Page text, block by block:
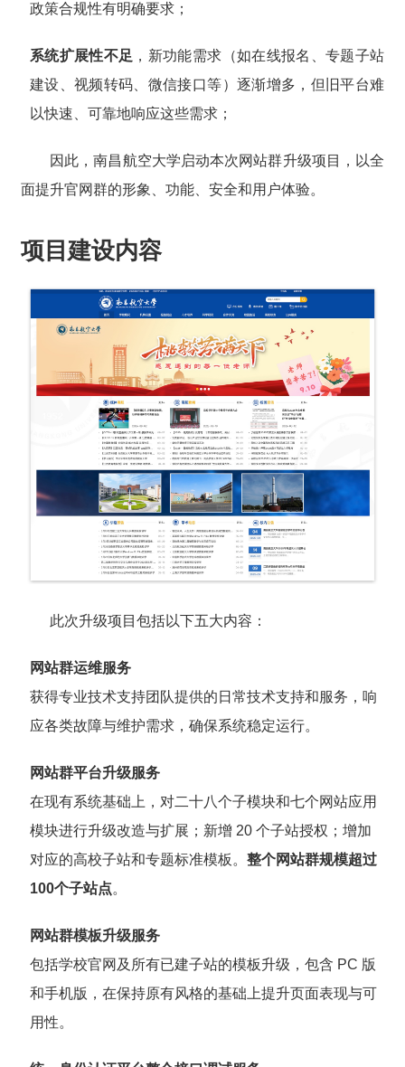
政策合规性有明确要求；
系统扩展性不足 ，新功能需求（如在线报名、专题子站
建设、视频转码、微信接口等）逐渐增多，但旧平台难
以快速、可靠地响应这些需求；
因此，南昌航空大学启动本次网站群升级项目，以全
面提升官网群的形象、功能、安全和用户体验。
项目建设内容
此次升级项目包括以下五大内容：
网站群运维服务
获得专业技术支持团队提供的日常技术支持和服务，响
应各类故障与维护需求，确保系统稳定运行。
网站群平台升级服务
在现有系统基础上，对二十八个子模块和七个网站应用
模块进行升级改造与扩展；新增 20 个子站授权；增加
对应的高校子站和专题标准模板。 整个网站群规模超过
100个子站点。
网站群模板升级服务
包括学校官网及所有已建子站的模板升级，包含 PC 版
和手机版，在保持原有风格的基础上提升页面表现与可
用性。